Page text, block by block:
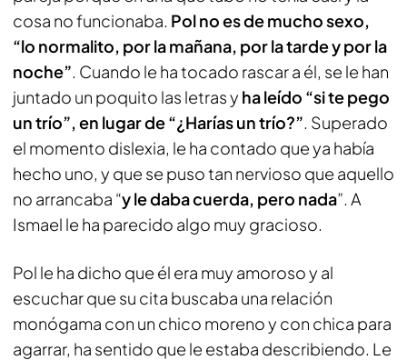
cosa no funcionaba. Pol no es de mucho sexo,
“lo normalito, por la mañana, por la tarde y por la
noche”. Cuando le ha tocado rascar a él, se le han
juntado un poquito las letras y ha leído “si te pego
un trío”, en lugar de “¿Harías un trío?”. Superado
el momento dislexia, le ha contado que ya había
hecho uno, y que se puso tan nervioso que aquello
no arrancaba “y le daba cuerda, pero nada”. A
Ismael le ha parecido algo muy gracioso.
Pol le ha dicho que él era muy amoroso y al
escuchar que su cita buscaba una relación
monógama con un chico moreno y con chica para
agarrar, ha sentido que le estaba describiendo. Le